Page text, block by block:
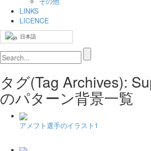
LINKS
LICENCE
日本語
タグ(Tag Archives):
のパターン背景一覧
アメフト選手のイラスト1